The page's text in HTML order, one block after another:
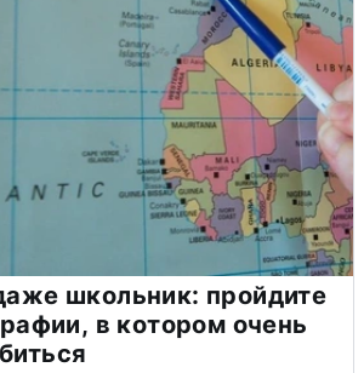
школьник: пройдите
в котором очень